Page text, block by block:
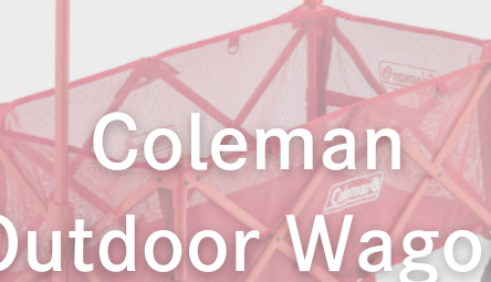
・MVNO・Wi-Fi
映像・AV家電
生活家電
動画配信
子育て便利グッズ
教育・習い事
男性育休
見守りGPS端末
PC周辺機器
イヤホン
スマホ周辺機器
小物
文房具
格安SIM・MVNO・Wi-Fi